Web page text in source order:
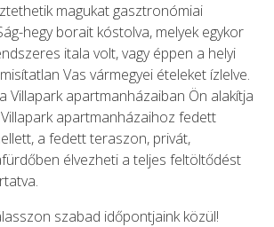
magukat gasztronómiai
hegy borait kóstolva, melyek egykor
itala volt, vagy éppen a helyi
Vas vármegyei ételeket ízlelve.
Villapark apartmanházaiban Ön alakítja
apartmanházaihoz fedett
a fedett teraszon, privát,
élvezheti a teljes feltöltődést
szabad időpontjaink közül!